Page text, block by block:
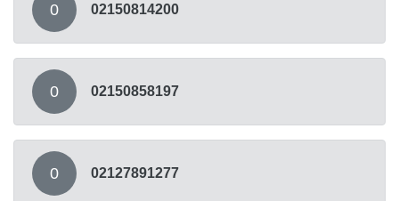
0 02150814200
0 02150858197
0 02127891277